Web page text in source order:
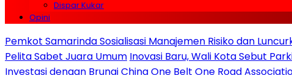
Dispar Kukar
Opini
Pemkot Samarinda Sosialisasi Manajemen Risiko dan
Pelita Sabet Juara Umum Inovasi Baru, Wali Kota Sebut
Investasi dengan Brunai China One Belt One Road